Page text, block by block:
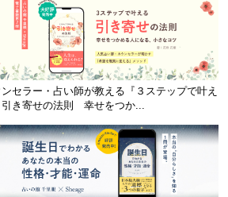
セラー・占い師が教える『３ステップで叶え
き寄せの法則 幸せをつか...